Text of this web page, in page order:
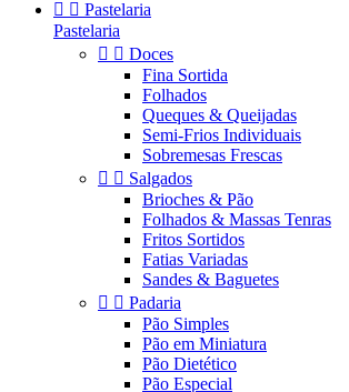
  Pastelaria
Pastelaria
  Doces
Fina Sortida
Folhados
Queques & Queijadas
Semi-Frios Individuais
Sobremesas Frescas
  Salgados
Brioches & Pão
Folhados & Massas Tenras
Fritos Sortidos
Fatias Variadas
Sandes & Baguetes
  Padaria
Pão Simples
Pão em Miniatura
Pão Dietético
Pão Especial